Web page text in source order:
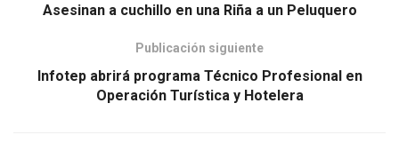
Asesinan a cuchillo en una Riña a un Peluquero
Publicación siguiente
Infotep abrirá programa Técnico Profesional en
Operación Turística y Hotelera